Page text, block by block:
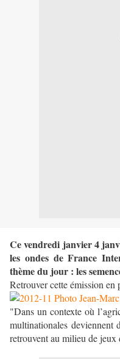
Ce vendredi janvier 4
les ondes de France
thème du jour : les
Retrouver cette émission en
"Dans un contexte où
multinationales deviennent
retrouvent au milieu de jeux